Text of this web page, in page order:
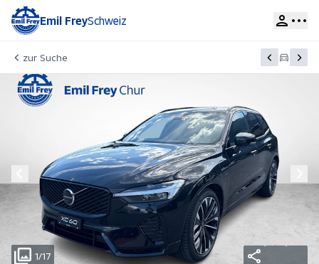
Emil FreySchweiz
zur Suche
1/17